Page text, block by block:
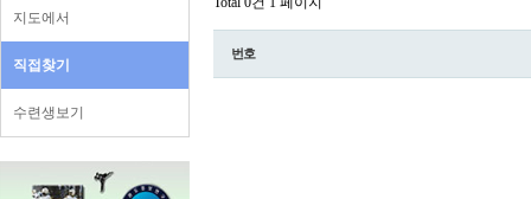
지도에서
직접찾기
수련생보기
번호